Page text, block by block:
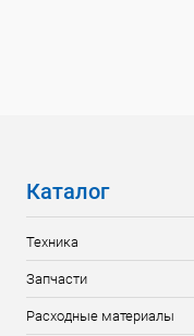
Каталог
Техника
Запчасти
Расходные материалы